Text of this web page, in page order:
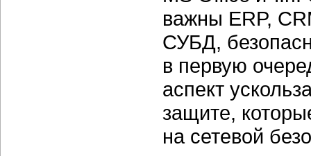
важны ERP,
СУБД,
в первую
аспект
защите,
на сетевой